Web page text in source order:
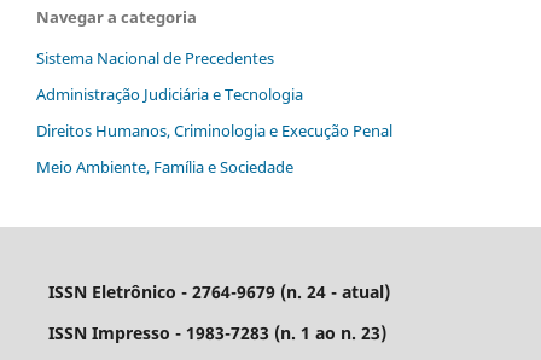
Navegar a categoria
Sistema Nacional de Precedentes
Administração Judiciária e Tecnologia
Direitos Humanos, Criminologia e Execução Penal
Meio Ambiente, Família e Sociedade
ISSN Eletrônico - 2764-9679 (n. 24 - atual)
ISSN Impresso - 1983-7283 (n. 1 ao n. 23)